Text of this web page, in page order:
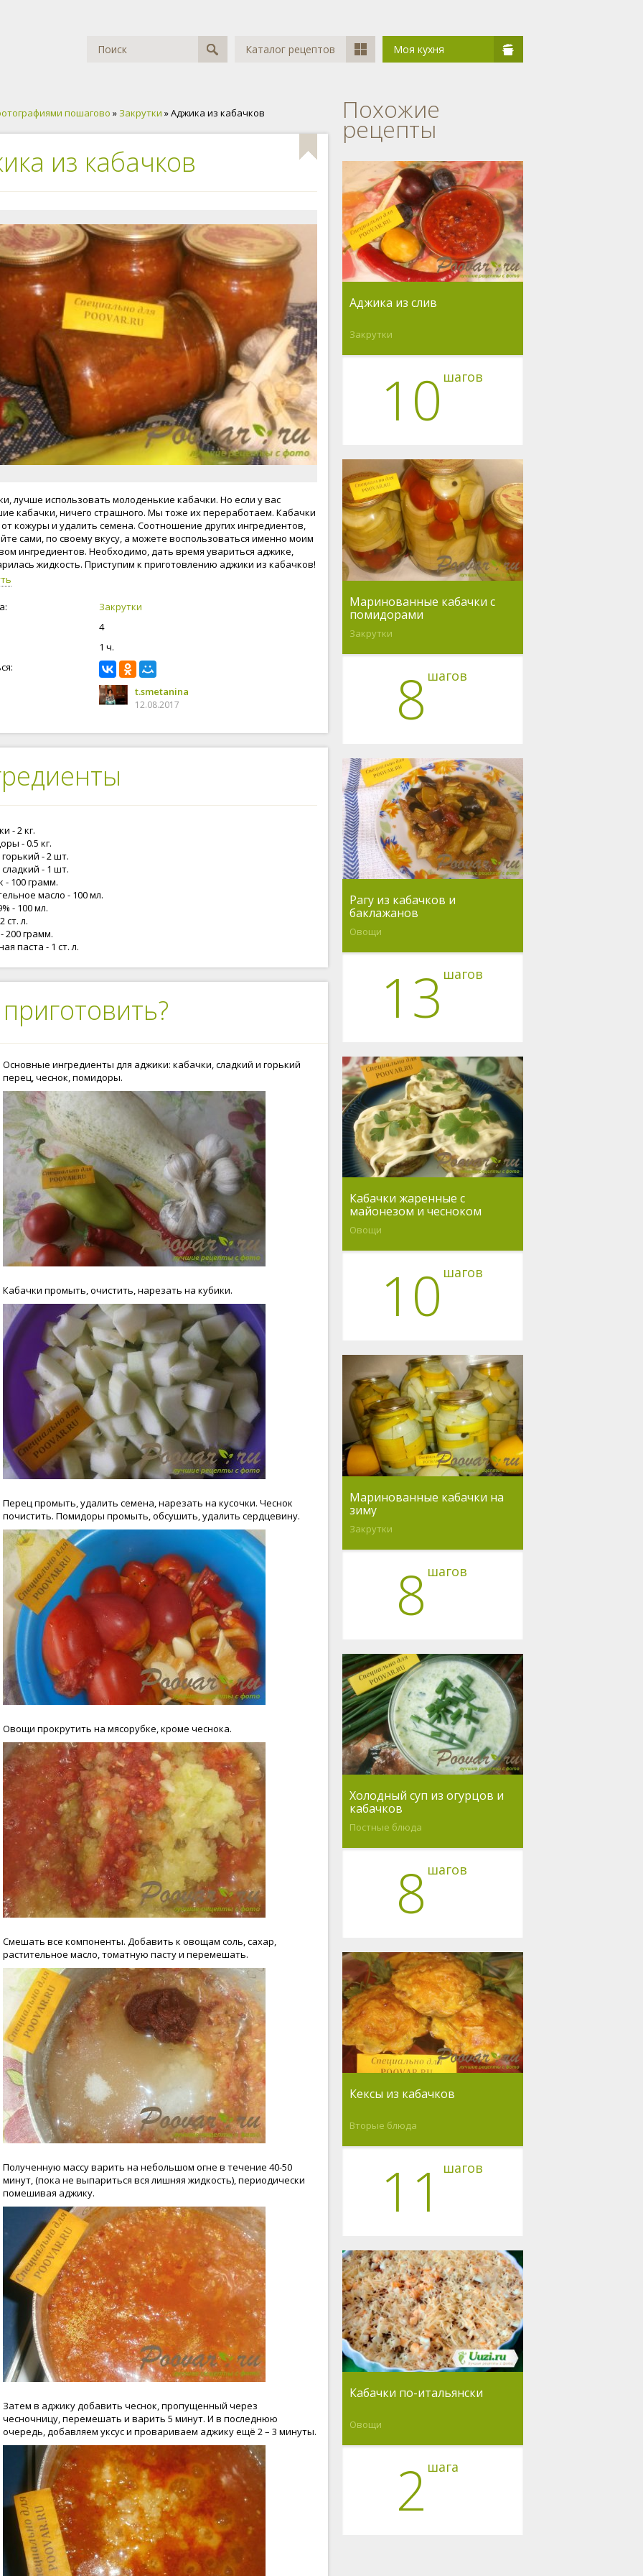
Каталог рецептов Моя кухня
пошагово » Закрутки » Аджика из кабачков
из кабачков
лучше использовать молоденькие кабачки. Но если у вас
кабачки, ничего страшного. Мы тоже их переработаем. Кабачки
кожуры и удалить семена. Соотношение других ингредиентов,
сами, по своему вкусу, а можете воспользоваться именно моим
ингредиентов. Необходимо, дать время увариться аджике,
жидкость. Приступим к приготовлению аджики из кабачков!
Закрутки
4
1 ч.
t.smetanina
12.08.2017
- 2 кг.
- 0.5 кг.
- 2 шт.
- 1 шт.
- 100 грамм.
масло - 100 мл.
- 100 мл.
ст. л.
200 грамм.
паста - 1 ст. л.
Основные ингредиенты для аджики: кабачки, сладкий и горький
перец, чеснок, помидоры.
Кабачки промыть, очистить, нарезать на кубики.
Перец промыть, удалить семена, нарезать на кусочки. Чеснок
почистить. Помидоры промыть, обсушить, удалить сердцевину.
Овощи прокрутить на мясорубке, кроме чеснока.
Смешать все компоненты. Добавить к овощам соль, сахар,
растительное масло, томатную пасту и перемешать.
Полученную массу варить на небольшом огне в течение 40-50
минут, (пока не выпариться вся лишняя жидкость), периодически
помешивая аджику.
Затем в аджику добавить чеснок, пропущенный через
чесночницу, перемешать и варить 5 минут. И в последнюю
очередь, добавляем уксус и провариваем аджику ещё 2 – 3 минуты.
Похожие
рецепты
Аджика из слив
Закрутки
10 шагов
Маринованные кабачки с
помидорами
Закрутки
8 шагов
Рагу из кабачков и
баклажанов
Овощи
13 шагов
Кабачки жаренные с
майонезом и чесноком
Овощи
10 шагов
Маринованные кабачки на
зиму
Закрутки
8 шагов
Холодный суп из огурцов и
кабачков
Постные блюда
8 шагов
Кексы из кабачков
Вторые блюда
11 шагов
Кабачки по-итальянски
Овощи
2 шага